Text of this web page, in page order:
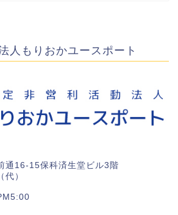
人もりおかユースポート
通16-15保科済生堂ビル3階
）